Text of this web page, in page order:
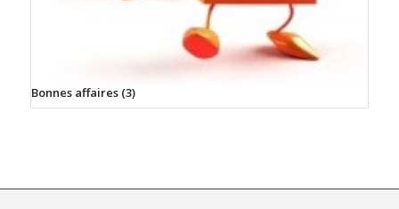
Bonnes affaires (3)